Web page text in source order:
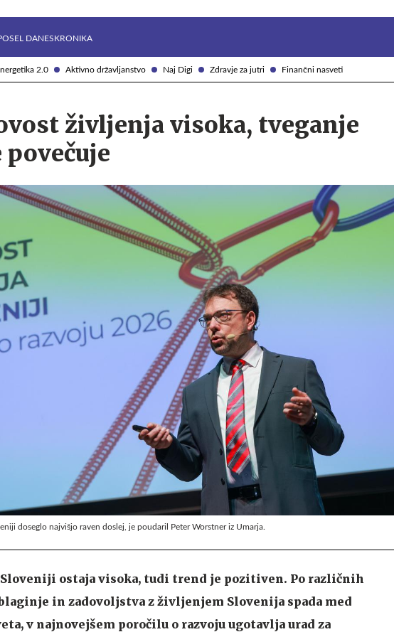
2.0 Aktivno državljanstvo Naj Digi Zdravje za jutri Finančni nasveti
DANESKRONIKA
življenja visoka, tveganje
povečuje
doseglo najvišjo raven doslej, je poudaril Peter Worstner iz Umarja.
ostaja visoka, tudi trend je pozitiven. Po različnih
in zadovoljstva z življenjem Slovenija spada med
v najnovejšem poročilu o razvoju ugotavlja urad za